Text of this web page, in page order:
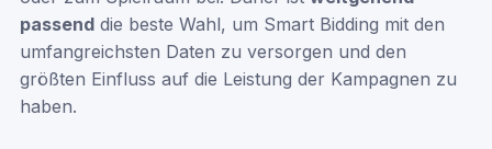
passend die beste Wahl, um Smart Bidding mit den
umfangreichsten Daten zu versorgen und den
größten Einfluss auf die Leistung der Kampagnen zu
haben.